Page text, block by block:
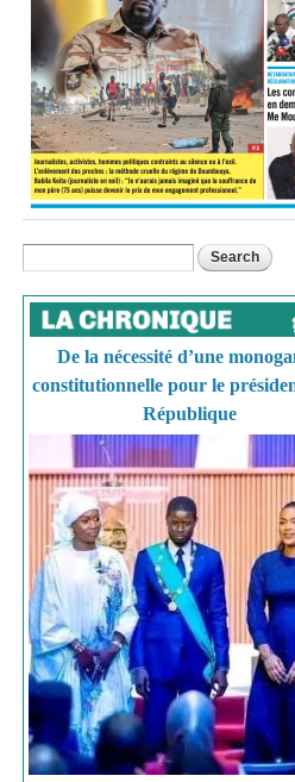
Search form
De la nécessité d’une
constitutionnelle pour le
République